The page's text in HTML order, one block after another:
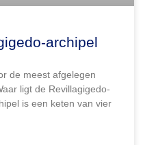
archipel
de meest afgelegen
ligt de Revillagigedo-
is een keten van vier